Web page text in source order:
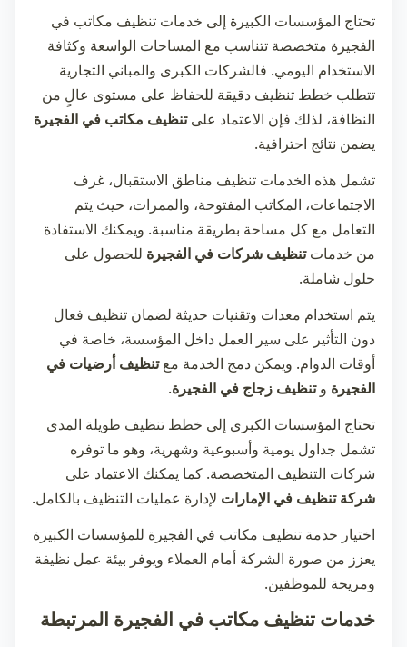
تحتاج المؤسسات الكبيرة إلى خدمات تنظيف مكاتب في
الفجيرة متخصصة تتناسب مع المساحات الواسعة وكثافة
الاستخدام اليومي. فالشركات الكبرى والمباني التجارية
تتطلب خطط تنظيف دقيقة للحفاظ على مستوى عالٍ من
النظافة، لذلك فإن الاعتماد علىتنظيف مكاتب في الفجيرة
يضمن نتائج احترافية.
تشمل هذه الخدمات تنظيف مناطق الاستقبال، غرف
الاجتماعات، المكاتب المفتوحة، والممرات، حيث يتم
التعامل مع كل مساحة بطريقة مناسبة. ويمكنك الاستفادة
من خدماتتنظيف شركات في الفجيرة للحصول على
حلول شاملة.
يتم استخدام معدات وتقنيات حديثة لضمان تنظيف فعال
دون التأثير على سير العمل داخل المؤسسة، خاصة في
أوقات الدوام. ويمكن دمج الخدمة معتنظيف أرضيات في
الفجيرة وتنظيف زجاج في الفجيرة.
تحتاج المؤسسات الكبرى إلى خطط تنظيف طويلة المدى
تشمل جداول يومية وأسبوعية وشهرية، وهو ما توفره
شركات التنظيف المتخصصة. كما يمكنك الاعتماد على
شركة تنظيف في الإمارات لإدارة عمليات التنظيف بالكامل.
اختيار خدمة تنظيف مكاتب في الفجيرة للمؤسسات الكبيرة
يعزز من صورة الشركة أمام العملاء ويوفر بيئة عمل نظيفة
ومريحة للموظفين.
خدمات تنظيف مكاتب في الفجيرة المرتبطة